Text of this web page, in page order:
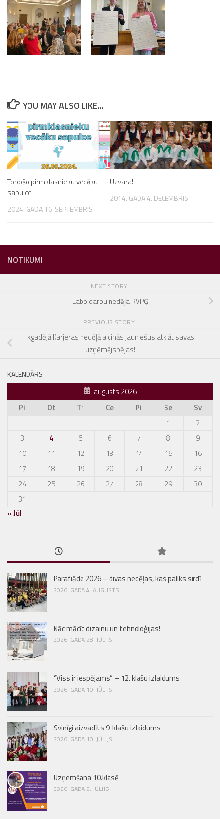
YOU MAY ALSO LIKE...
Topošo pirmklasnieku vecāku
sapulce
2024. GADA 16. SEPTEMBRIS
Uzvara!
2014. GADA 4. DECEMBRIS
NOTIKUMI
NEXT STORY
Labo darbu nedēļa RVPĢ
PREVIOUS STORY
Ikgadējā Karjeras nedēļā aicinās jauniešus atklāt savas
uzņēmējspējas!
KALENDĀRS
augusts 2026
Pi
Ot Tr Ce Pi Se
Sv
1
2
3
4 5 6 7 8
9
10
11 12 13 14 15
16
17
18 19 20 21 22
23
24
25 26 27 28 29
30
31
« Jūl
Parafiāde 2026 – divas nedēļas, kas paliks sirdī
2026. GADA 4. AUGUSTS
Nāc mācīt dizainu un tehnoloģijas!
2026. GADA 28. JŪLIJS
“Viss ir iespējams” – 12. klašu izlaidums
2026. GADA 10. JŪLIJS
Svinīgi aizvadīts 9. klašu izlaidums
2026. GADA 10. JŪLIJS
Uzņemšana 10.klasē
2026. GADA 2. JŪLIJS